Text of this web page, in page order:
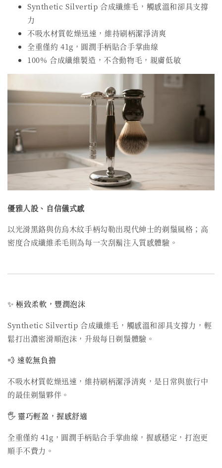
Synthetic Silvertip 合成纖維毛，觸感溫和卻具支撐
力
不吸水材質乾燥迅速，維持刷柄潔淨清爽
全重僅約 41g，圓潤手柄貼合手掌曲線
100% 合成纖維製造，不含動物毛，親膚低敏
優雅人設、自信儀式感
以光滑黑鉻與仿烏木紋手柄勾勒出現代紳士的剃鬚風格；高
密度合成纖維柔毛則為每一次刮鬍注入質感體驗。
✨ 極致柔軟，豐潤泡沫
Synthetic Silvertip 合成纖維毛，觸感溫和卻具支撐力，輕
鬆打出濃密滑順泡沫，升級每日剃鬚體驗。
💨 速乾無負擔
不吸水材質乾燥迅速，維持刷柄潔淨清爽，是日常與旅行中
的最佳剃鬚夥伴。
🖐 靈巧輕盈，握感舒適
全重僅約 41g，圓潤手柄貼合手掌曲線，握感穩定，打泡更
順手不費力。